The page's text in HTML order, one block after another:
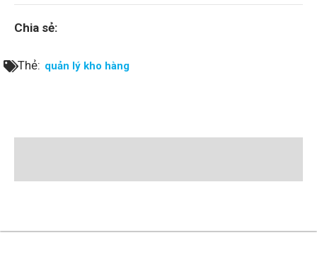
Chia sẻ:
Thẻ: quản lý kho hàng